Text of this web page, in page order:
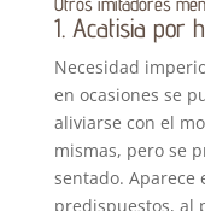
1. Acatisia por
Necesidad
en ocasiones se
aliviarse con el
mismas, pero se
sentado. Aparece
predispuestos, al